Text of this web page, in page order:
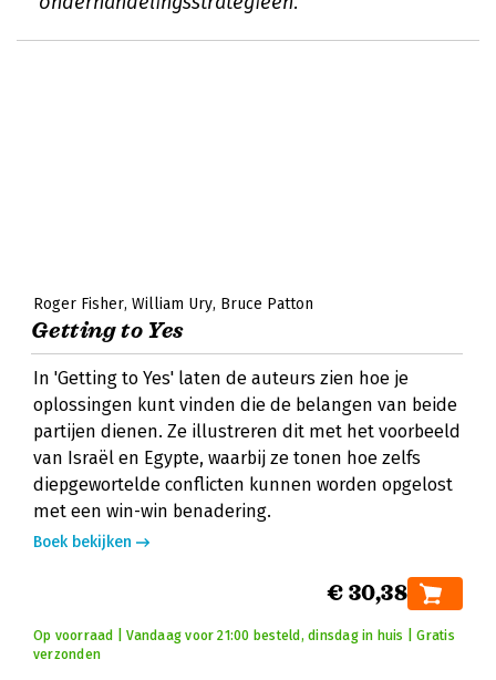
Roger Fisher William Ury Bruce Patton
Getting to Yes
In 'Getting to Yes' laten de auteurs zien hoe je
oplossingen kunt vinden die de belangen van beide
partijen dienen. Ze illustreren dit met het voorbeeld
van Israël en Egypte, waarbij ze tonen hoe zelfs
diepgewortelde conflicten kunnen worden opgelost
met een win-win benadering.
Boek bekijken
€ 30,38
Op voorraad | Vandaag voor 21:00 besteld, dinsdag in huis | Gratis
verzonden